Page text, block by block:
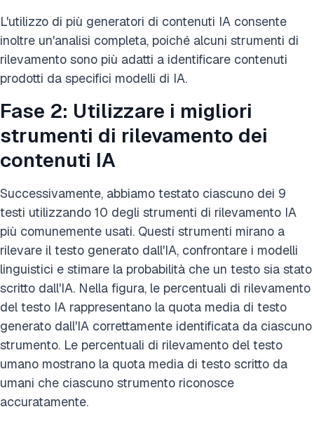
L'utilizzo di più generatori di contenuti IA consente
inoltre un'analisi completa, poiché alcuni strumenti di
rilevamento sono più adatti a identificare contenuti
prodotti da specifici modelli di IA.
Fase 2: Utilizzare i migliori
strumenti di rilevamento dei
contenuti IA
Successivamente, abbiamo testato ciascuno dei 9
testi utilizzando 10 degli strumenti di rilevamento IA
più comunemente usati. Questi strumenti mirano a
rilevare il testo generato dall'IA, confrontare i modelli
linguistici e stimare la probabilità che un testo sia stato
scritto dall'IA. Nella figura, le percentuali di rilevamento
del testo IA rappresentano la quota media di testo
generato dall'IA correttamente identificata da ciascuno
strumento. Le percentuali di rilevamento del testo
umano mostrano la quota media di testo scritto da
umani che ciascuno strumento riconosce
accuratamente.